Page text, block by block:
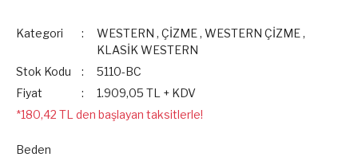
Kategori WESTERN , ÇİZME, WESTERN ÇİZME ,
KLASİK WESTERN
Stok Kodu
5110-BC
Fiyat
1.909,05 TL + KDV
*180,42 TL den başlayan taksitlerle!
Beden